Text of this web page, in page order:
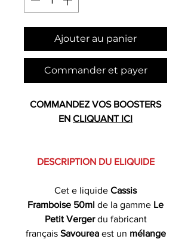
Ajouter au panier
Commander et payer
COMMANDEZ VOS BOOSTERS
EN CLIQUANT ICI
DESCRIPTION DU ELIQUIDE
Cet e liquide Cassis
Framboise 50ml de la gamme Le
Petit Vergerdu fabricant
français Savourea est un mélange